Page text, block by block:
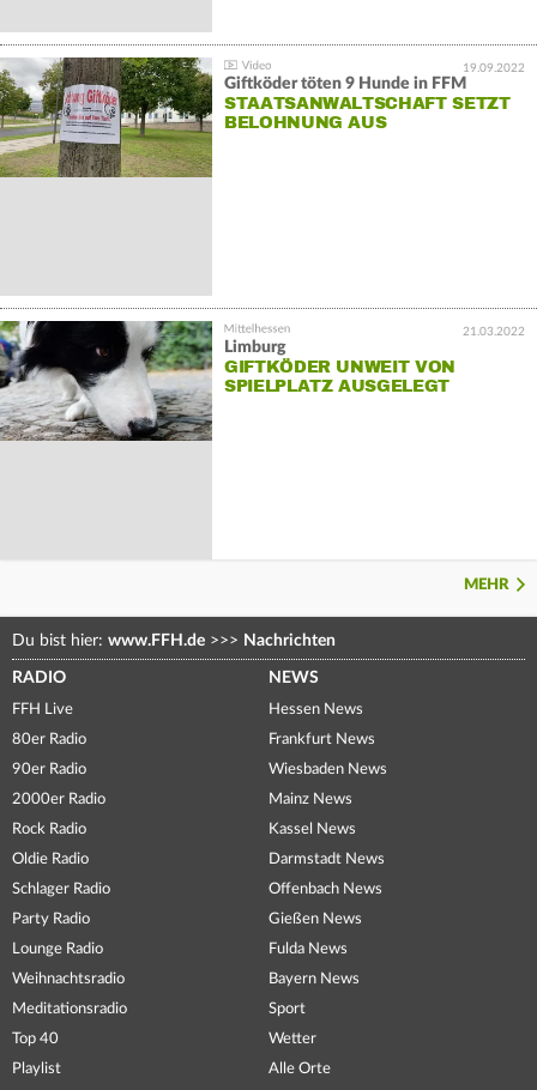
19.09.2022
Giftköder töten 9 Hunde in FFM
STAATSANWALTSCHAFT SETZT
BELOHNUNG AUS
21.03.2022
Limburg
GIFTKÖDER UNWEIT VON
SPIELPLATZ AUSGELEGT
MEHR
Du bist hier: www.FFH.de >>> Nachrichten
RADIO
FFH Live
80er Radio
90er Radio
2000er Radio
Rock Radio
Oldie Radio
Schlager Radio
Party Radio
Lounge Radio
Weihnachtsradio
Meditationsradio
Top 40
Playlist
NEWS
Hessen News
Frankfurt News
Wiesbaden News
Mainz News
Kassel News
Darmstadt News
Offenbach News
Gießen News
Fulda News
Bayern News
Sport
Wetter
Alle Orte